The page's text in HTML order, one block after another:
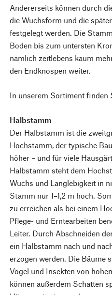
Andererseits können durch
die Wuchsform und die
festgelegt werden. Die
Boden bis zum untersten
nämlich zeitlebens kaum
den Endknospen weiter.
In unserem Sortiment finden
Halbstamm
Der Halbstamm ist die
Hochstamm, der typische
höher – und für viele
Halbstamm steht dem
Wuchs und Langlebigkeit in
Stamm nur ­1–1,2 m hoch.
zu erreichen als bei einem
Pflege- und Erntearbeiten
Leiter. Durch Abschneiden
ein Halbstamm nach und
erzogen werden. Die Bäume
Vögel und Insekten von
können außerdem Schatten